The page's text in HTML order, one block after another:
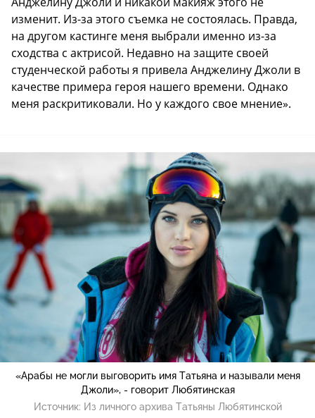
изменит. Из-за этого съемка не состоялась. Правда,
на другом кастинге меня выбрали именно из-за
сходства с актрисой. Недавно на защите своей
студенческой работы я привела Анджелину Джоли в
качестве примера героя нашего времени. Однако
меня раскритиковали. Но у каждого свое мнение».
«Арабы не могли выговорить имя Татьяна и называли меня
Джоли», - говорит Любятинская
Источник: Из личного архива Татьяны Любятинской